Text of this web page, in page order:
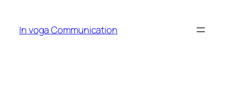
content
In voga Communication